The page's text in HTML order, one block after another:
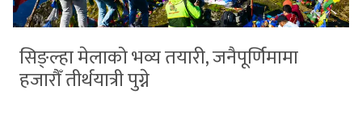
सिङ्ल्हा मेलाको भव्य तयारी, जनैपूर्णिमामा
हजारौँ तीर्थयात्री पुग्ने